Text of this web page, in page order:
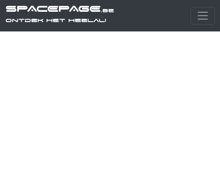
SPACEPAGE.be
Ontdek het heelal!